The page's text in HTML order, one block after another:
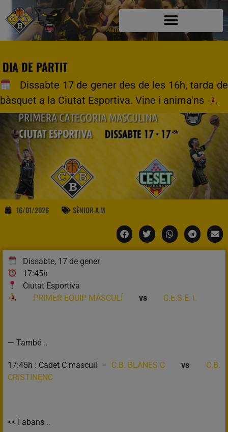
DIA DE PARTIT
Dissabte 17 de gener des de les 16h, tarda de
bàsquet a la Ciutat Esportiva. Vine i anima'ns
16/01/2026 SÈNIOR A M
Dissabte, 17 de gener
17:45h
Ciutat Esportiva
PRIMER EQUIP MASCULÍ
vs C.E.S.E.T.
— També ..
17:45h : Cadet C masculí – C.B. BLANES C vs
C.B.
CRISTINENC
<< I abans ..